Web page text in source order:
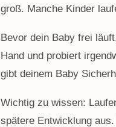
groß. Manche Kinder
Bevor dein Baby frei
Hand und probiert
gibt deinem Baby
Wichtig zu wissen:
spätere Entwicklung